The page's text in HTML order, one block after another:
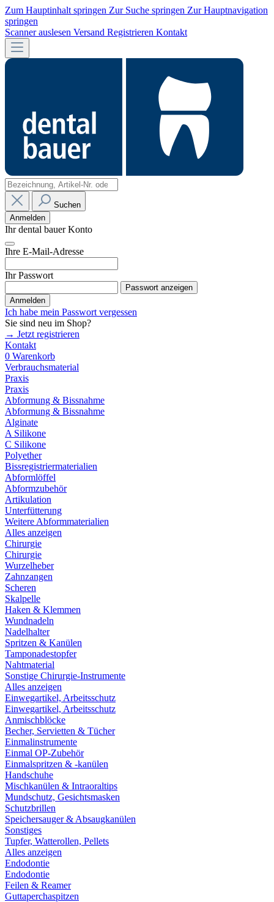
Zum Hauptinhalt springen Zur Suche springen Zur Hauptnavigation
springen
Scanner auslesen Versand Registrieren Kontakt
Suchen
Anmelden
Ihr dental bauer Konto
Ihre E-Mail-Adresse
Ihr Passwort
Passwort anzeigen
Anmelden
Ich habe mein Passwort vergessen
Sie sind neu im Shop?
→ Jetzt registrieren
Kontakt
0 Warenkorb
Verbrauchsmaterial
Praxis
Praxis
Abformung & Bissnahme
Abformung & Bissnahme
Alginate
A Silikone
C Silikone
Polyether
Bissregistriermaterialien
Abformlöffel
Abformzubehör
Artikulation
Unterfütterung
Weitere Abformmaterialien
Alles anzeigen
Chirurgie
Chirurgie
Wurzelheber
Zahnzangen
Scheren
Skalpelle
Haken & Klemmen
Wundnadeln
Nadelhalter
Spritzen & Kanülen
Tamponadestopfer
Nahtmaterial
Sonstige Chirurgie-Instrumente
Alles anzeigen
Einwegartikel, Arbeitsschutz
Einwegartikel, Arbeitsschutz
Anmischblöcke
Becher, Servietten & Tücher
Einmalinstrumente
Einmal OP-Zubehör
Einmalspritzen & -kanülen
Handschuhe
Mischkanülen & Intraoraltips
Mundschutz, Gesichtsmasken
Schutzbrillen
Speichersauger & Absaugkanülen
Sonstiges
Tupfer, Watterollen, Pellets
Alles anzeigen
Endodontie
Endodontie
Feilen & Reamer
Guttaperchaspitzen